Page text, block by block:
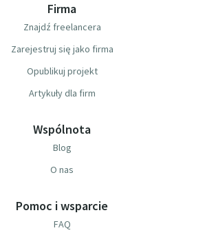
Firma
Znajdź freelancera
Zarejestruj się jako firma
Opublikuj projekt
Artykuły dla firm
Wspólnota
Blog
O nas
Pomoc i wsparcie
FAQ